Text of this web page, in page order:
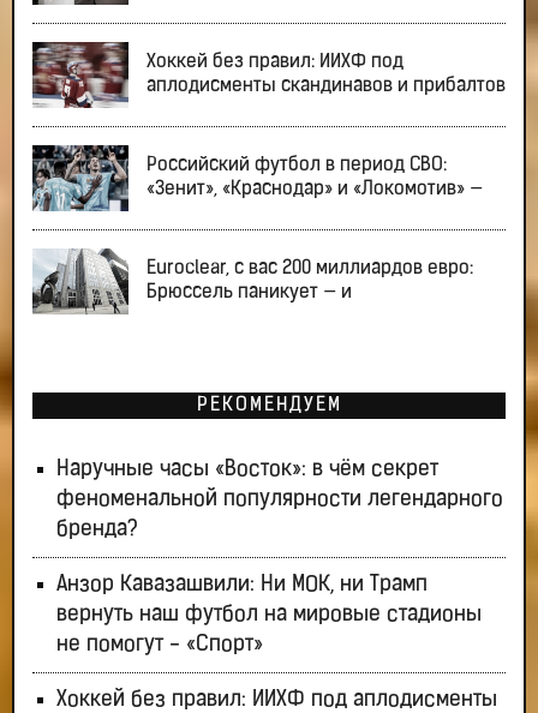
Хоккей без правил: ИИХФ под
аплодисменты скандинавов и прибалтов
Российский футбол в период СВО:
«Зенит», «Краснодар» и «Локомотив» —
Euroclear, с вас 200 миллиардов евро:
Брюссель паникует — и
РЕКОМЕНДУЕМ
Наручные часы «Восток»: в чём секрет
феноменальной популярности легендарного
бренда?
Анзор Кавазашвили: Ни МОК, ни Трамп
вернуть наш футбол на мировые стадионы
не помогут - «Спорт»
Хоккей без правил: ИИХФ под аплодисменты